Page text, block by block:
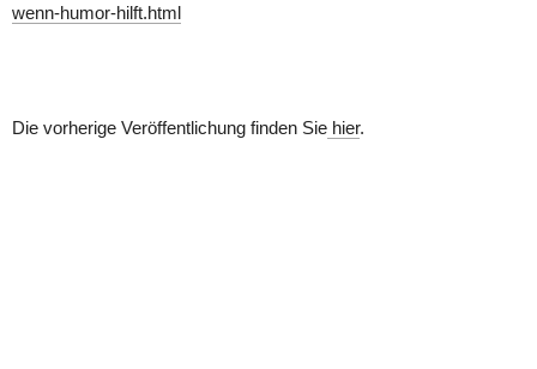
wenn-humor-hilft.html
Die vorherige Veröffentlichung finden Sie hier.